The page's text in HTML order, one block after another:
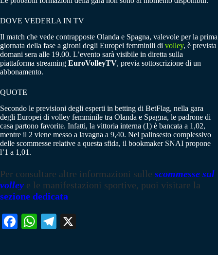
DOVE VEDERLA IN TV
Il match che vede contrapposte Olanda e Spagna, valevole per la prima
giornata della fase a gironi degli Europei femminili di volley, è prevista
domani sera alle 19.00. L’evento sarà visibile in diretta sulla
piattaforma streaming EuroVolleyTV, previa sottoscrizione di un
abbonamento.
QUOTE
Secondo le previsioni degli esperti in betting di BetFlag, nella gara
degli Europei di volley femminile tra Olanda e Spagna, le padrone di
casa partono favorite. Infatti, la vittoria interna (1) è bancata a 1,02,
mentre il 2 viene messo a lavagna a 9,40. Nel palinsesto complessivo
delle scommesse relative a questa sfida, il bookmaker SNAI propone
l’1 a 1,01.
Per consultare altre informazioni sulle scommesse sul
volley e le manifestazioni sportive, puoi visitare la
sezione dedicata
Fa W
Te